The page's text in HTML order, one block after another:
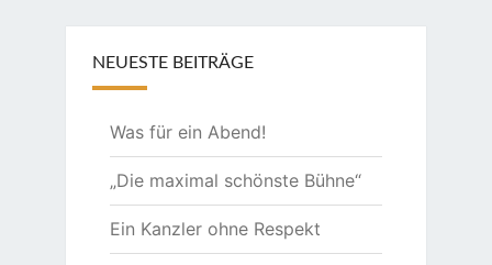
NEUESTE BEITRÄGE
Was für ein Abend!
„Die maximal schönste Bühne“
Ein Kanzler ohne Respekt